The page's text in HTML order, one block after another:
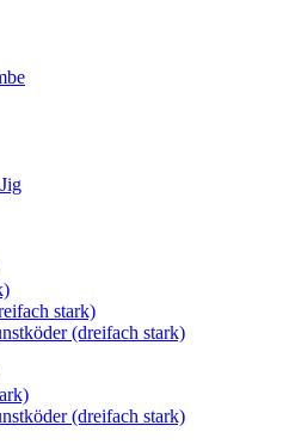
stark)
(dreifach stark)
(dreifach stark)